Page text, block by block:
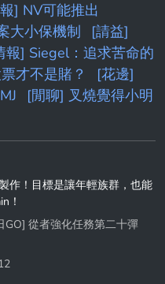
] NV可能推出
大小保機制
[請益]
報] Siegel：追求苦命的
才不是賭？
[花邊]
[閒聊] 叉燒覺得小明
作！目標是讓年輕族群，也能
！
GO] 從者強化任務第二十彈